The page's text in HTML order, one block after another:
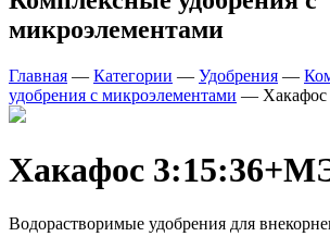
микроэлементами
Главная — Категории — Удобрения —
удобрения с микроэлементами —
Хакафос
Водорастворимые удобрения для